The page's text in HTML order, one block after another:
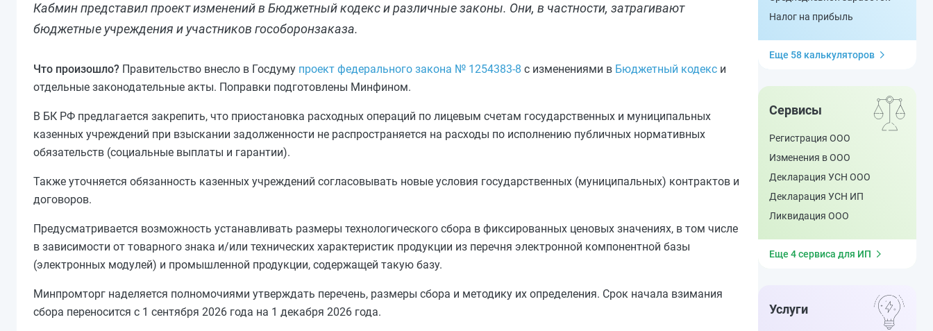
Кабмин представил проект изменений в Бюджетный кодекс и различные законы. Они, в частности, затрагивают
бюджетные учреждения и участников гособоронзаказа.
Что произошло? Правительство внесло в Госдуму проект федерального закона № 1254383-8 с изменениями в Бюджетный кодекс и
отдельные законодательные акты. Поправки подготовлены Минфином.
В БК РФ предлагается закрепить, что приостановка расходных операций по лицевым счетам государственных и муниципальных
казенных учреждений при взыскании задолженности не распространяется на расходы по исполнению публичных нормативных
обязательств (социальные выплаты и гарантии).
Также уточняется обязанность казенных учреждений согласовывать новые условия государственных (муниципальных) контрактов и
договоров.
Предусматривается возможность устанавливать размеры технологического сбора в фиксированных ценовых значениях, в том числе
в зависимости от товарного знака и/или технических характеристик продукции из перечня электронной компонентной базы
(электронных модулей) и промышленной продукции, содержащей такую базу.
Минпромторг наделяется полномочиями утверждать перечень, размеры сбора и методику их определения. Срок начала взимания
сбора переносится с 1 сентября 2026 года на 1 декабря 2026 года.
Налог на прибыль
Еще 58 калькуляторов
Сервисы
Регистрация ООО
Изменения в ООО
Декларация УСН ООО
Декларация УСН ИП
Ликвидация ООО
Еще 4 сервиса для ИП
Услуги